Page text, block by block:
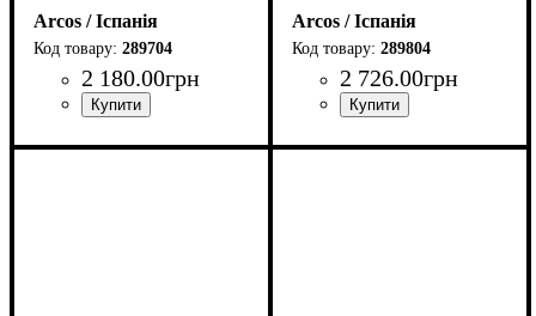
Arcos / Іспанія
289704
2 180.00грн
Arcos / Іспанія
289804
2 726.00грн